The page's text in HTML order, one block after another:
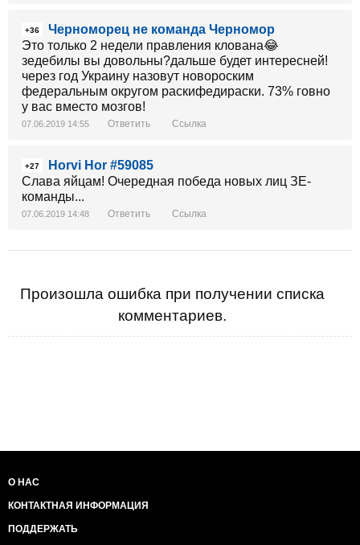
+36
Черноморец не команда Черномор
Это только 2 недели правления клована😂
зедебилы вы довольны?дальше будет интересней!
через год Украину назовут новороским
федеральным округом раскифедираски. 73% говно
у вас вместо мозгов!
07.06.2019 14:55 Ответить Ссылка
+27
Horvi Hor #59085
Слава яйцам! Очередная победа новых лиц ЗЕ-
команды...
07.06.2019 14:48 Ответить Ссылка
Произошла ошибка при получении списка
комментариев.
О НАС
КОНТАКТНАЯ ИНФОРМАЦИЯ
ПОДДЕРЖАТЬ